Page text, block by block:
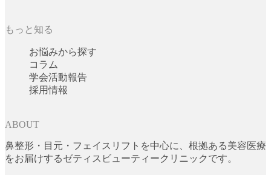
もっと知る
お悩みから探す
コラム
学会活動報告
採用情報
ABOUT
鼻整形・目元・フェイスリフトを中心に、根拠ある美容医療
をお届けするゼティスビューティークリニックです。